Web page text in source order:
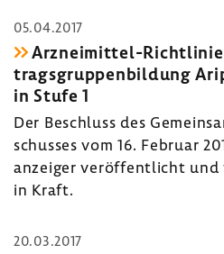
05.04.2017
Arzneimittel-​
trags­grup­pen­bil­dung
in Stufe 1
Der Beschluss des
schusses vom 16. Februar
an­zeiger veröf­fent­licht und
in Kraft.
20.03.2017